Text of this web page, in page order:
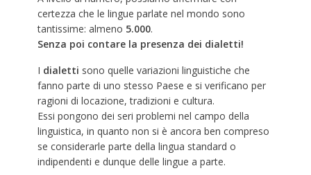
certezza che le lingue parlate nel mondo sono
tantissime: almeno 5.000.
Senza poi contare la presenza dei dialetti!
I dialetti sono quelle variazioni linguistiche che
fanno parte di uno stesso Paese e si verificano per
ragioni di locazione, tradizioni e cultura.
Essi pongono dei seri problemi nel campo della
linguistica, in quanto non si è ancora ben compreso
se considerarle parte della lingua standard o
indipendenti e dunque delle lingue a parte.